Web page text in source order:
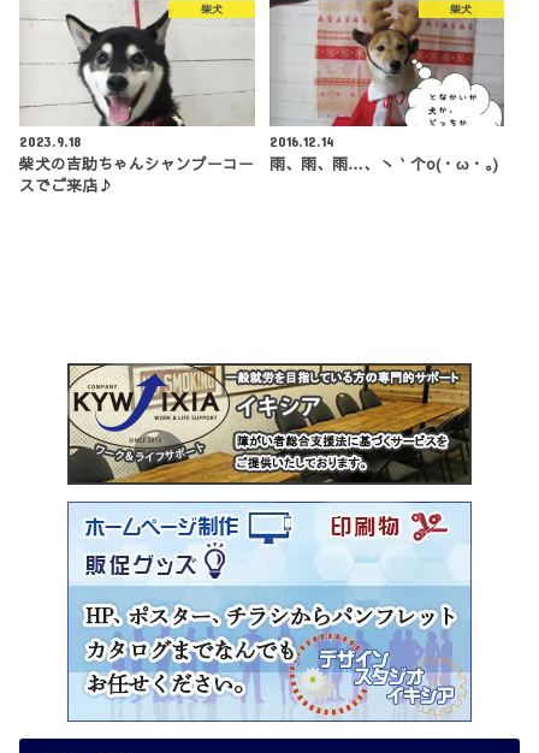
柴犬
2023.9.18
柴犬の吉助ちゃんシャンプーコー
スでご来店♪
柴犬
2016.12.14
雨、雨、雨…、ヽ｀个o(・ω・｡)